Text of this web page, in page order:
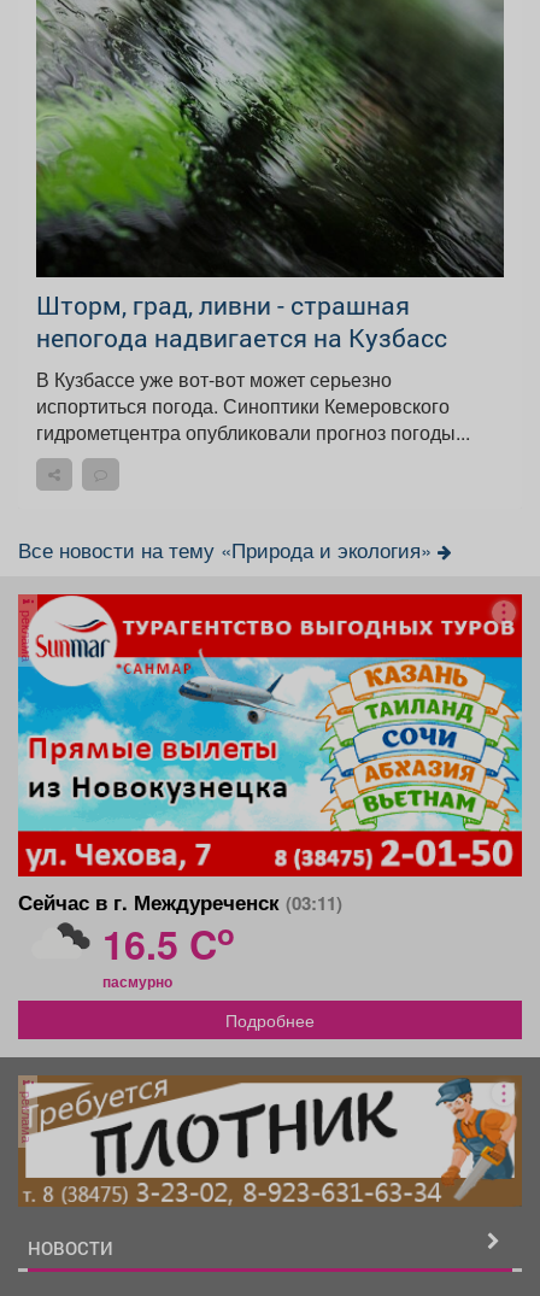
Шторм, град, ливни - страшная
непогода надвигается на Кузбасс
В Кузбассе уже вот-вот может серьезно
испортиться погода. Синоптики Кемеровского
гидрометцентра опубликовали прогноз погоды...
Все новости на тему «Природа и экология»
реклама
Сейчас в г. Междуреченск (03:11)
16.5 Co
пасмурно
Подробнее
реклама
НОВОСТИ